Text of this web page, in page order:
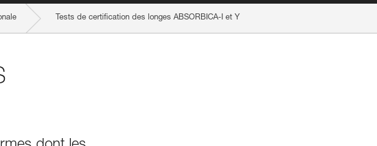
Tests de certification des longes ABSORBICA-I et Y